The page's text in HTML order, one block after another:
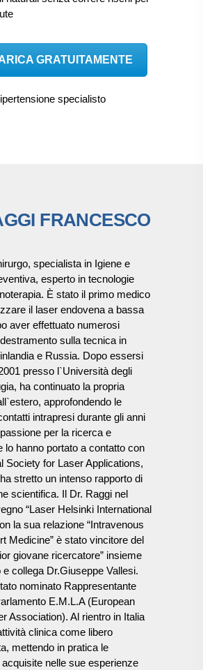
GRATUITAMENTE
FRANCESCO
specialista in Igiene e
esperto in tecnologie
È stato il primo medico
il laser endovena a bassa
aver effettuato numerosi
sulla tecnica in
e Russia. Dopo essersi
presso l`Università degli
ha continuato la propria
approfondendo le
intrapresi durante gli anni
per la ricerca e
lo hanno portato a contatto con
Society for Laser Applications,
stretto un intenso rapporto di
scientifica. Il Dr. Raggi nel
“Laser Helsinki International
la sua relazione “Intravenous
Medicine” è stato vincitore del
giovane ricercatore” insieme
collega Dr.Giuseppe Vallesi.
nominato Rappresentante
E.M.L.A (European
Association). Al rientro in Italia
clinica come libero
mettendo in pratica le
nelle sue esperienze